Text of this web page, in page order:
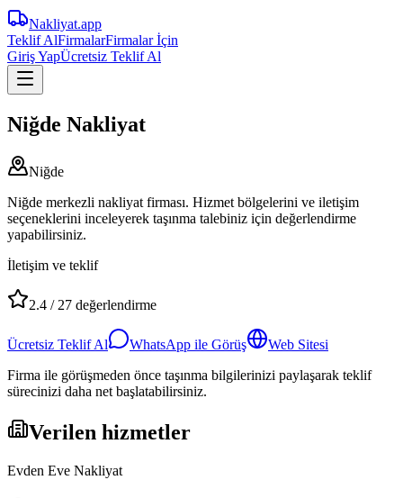
Nakliyat.app
Teklif AlFirmalarFirmalar İçin
Giriş YapÜcretsiz Teklif Al
Niğde Nakliyat
Niğde
Niğde merkezli nakliyat firması. Hizmet bölgelerini ve iletişim
seçeneklerini inceleyerek taşınma talebiniz için değerlendirme
yapabilirsiniz.
İletişim ve teklif
2.4 / 27 değerlendirme
Ücretsiz Teklif Al WhatsApp ile Görüş
Web Sitesi
Firma ile görüşmeden önce taşınma bilgilerinizi paylaşarak teklif
sürecinizi daha net başlatabilirsiniz.
Verilen hizmetler
Evden Eve Nakliyat